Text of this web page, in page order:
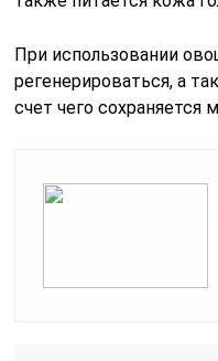
При использовании
регенерироваться, а
счет чего сохраняется